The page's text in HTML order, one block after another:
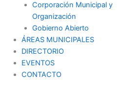
Corporación Municipal y
Organización
Gobierno Abierto
ÁREAS MUNICIPALES
DIRECTORIO
EVENTOS
CONTACTO